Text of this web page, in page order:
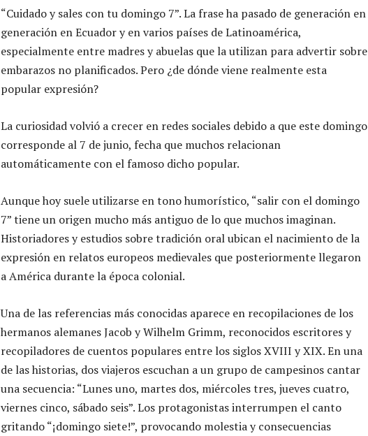
“Cuidado y sales con tu domingo 7”. La frase ha pasado de generación en
generación en Ecuador y en varios países de Latinoamérica,
especialmente entre madres y abuelas que la utilizan para advertir sobre
embarazos no planificados. Pero ¿de dónde viene realmente esta
popular expresión?
La curiosidad volvió a crecer en redes sociales debido a que este domingo
corresponde al 7 de junio, fecha que muchos relacionan
automáticamente con el famoso dicho popular.
Aunque hoy suele utilizarse en tono humorístico, “salir con el domingo
7” tiene un origen mucho más antiguo de lo que muchos imaginan.
Historiadores y estudios sobre tradición oral ubican el nacimiento de la
expresión en relatos europeos medievales que posteriormente llegaron
a América durante la época colonial.
Una de las referencias más conocidas aparece en recopilaciones de los
hermanos alemanes Jacob y Wilhelm Grimm, reconocidos escritores y
recopiladores de cuentos populares entre los siglos XVIII y XIX. En una
de las historias, dos viajeros escuchan a un grupo de campesinos cantar
una secuencia: “Lunes uno, martes dos, miércoles tres, jueves cuatro,
viernes cinco, sábado seis”. Los protagonistas interrumpen el canto
gritando “¡domingo siete!”, provocando molestia y consecuencias